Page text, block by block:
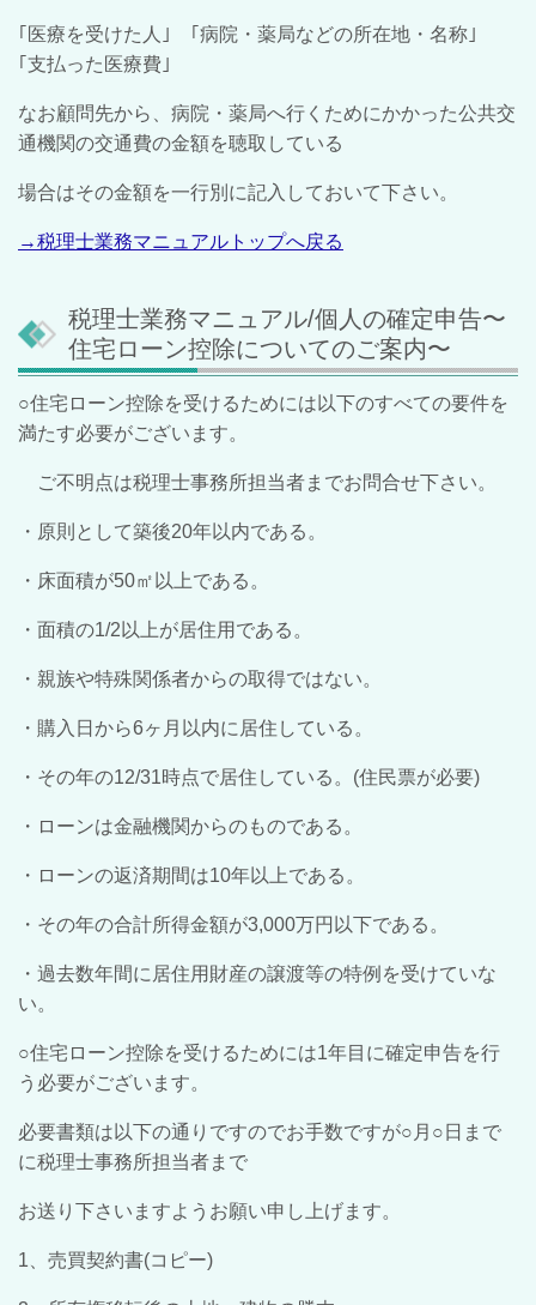
｢医療を受けた人｣ ｢病院・薬局などの所在地・名称｣
｢支払った医療費｣
なお顧問先から、病院・薬局へ行くためにかかった公共交
通機関の交通費の金額を聴取している
場合はその金額を一行別に記入しておいて下さい。
→税理士業務マニュアルトップへ戻る
税理士業務マニュアル/個人の確定申告〜
住宅ローン控除についてのご案内〜
○住宅ローン控除を受けるためには以下のすべての要件を
満たす必要がございます。
ご不明点は税理士事務所担当者までお問合せ下さい。
・原則として築後20年以内である。
・床面積が50㎡以上である。
・面積の1/2以上が居住用である。
・親族や特殊関係者からの取得ではない。
・購入日から6ヶ月以内に居住している。
・その年の12/31時点で居住している。(住民票が必要)
・ローンは金融機関からのものである。
・ローンの返済期間は10年以上である。
・その年の合計所得金額が3,000万円以下である。
・過去数年間に居住用財産の譲渡等の特例を受けていな
い。
○住宅ローン控除を受けるためには1年目に確定申告を行
う必要がございます。
必要書類は以下の通りですのでお手数ですが○月○日まで
に税理士事務所担当者まで
お送り下さいますようお願い申し上げます。
1、売買契約書(コピー)